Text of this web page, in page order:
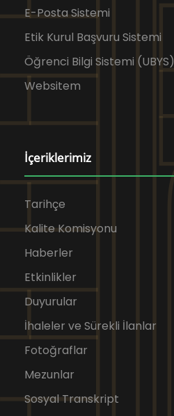
E-Posta Sistemi
Etik Kurul Başvuru Sistemi
Öğrenci Bilgi Sistemi (UBYS)
Websitem
İçeriklerimiz
Tarihçe
Kalite Komisyonu
Haberler
Etkinlikler
Duyurular
İhaleler ve Sürekli İlanlar
Fotoğraflar
Mezunlar
Sosyal Transkript